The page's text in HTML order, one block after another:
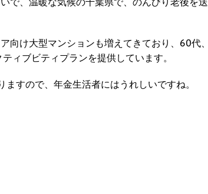
向け大型マンションも増えてきており、60代、
ィブビティプランを提供しています。
すので、年金生活者にはうれしいですね。